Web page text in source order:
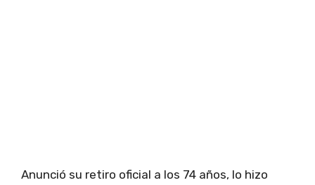
Anunció su retiro oficial a los 74 años, lo hizo